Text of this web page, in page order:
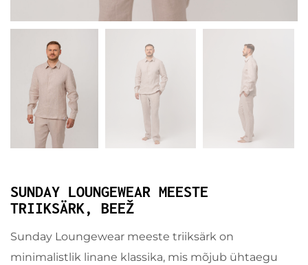
SUNDAY LOUNGEWEAR MEESTE
TRIIKSÄRK, BEEŽ
Sunday Loungewear meeste triiksärk on
minimalistlik linane klassika, mis mõjub ühtaegu